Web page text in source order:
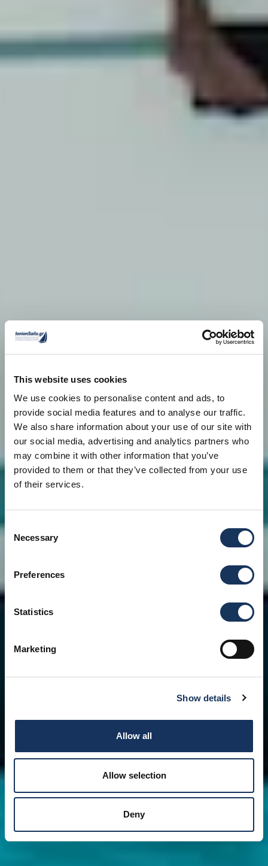
This website uses cookies
We use cookies to personalise content and ads, to
provide social media features and to analyse our traffic.
We also share information about your use of our site with
our social media, advertising and analytics partners who
may combine it with other information that you’ve
provided to them or that they’ve collected from your use
of their services.
Consent
Selection
Necessary
Preferences
Statistics
Marketing
Show details
Allow all
Allow selection
Deny